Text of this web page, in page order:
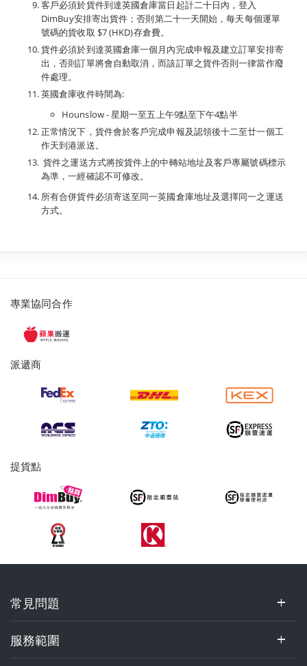
客戶必須於貨件到達英國倉庫當日起計二十日內，登入
DimBuy安排寄出貨件；否則第二十一天開始，每天每個運單
號碼的貨收取 $7 (HKD)存倉費。
貨件必須於到達英國倉庫一個月內完成申報及建立訂單安排寄
出，否則訂單將會自動取消，而該訂單之貨件否則一律當作廢
件處理。
英國倉庫收件時間為:
Hounslow - 星期一至五上午9點至下午4點半
正常情況下，貨件會於客戶完成申報及認領後十二至廿一個工
作天到港派送。
貨件之運送方式將按貨件上的中轉站地址及客戶專屬號碼標示
為準，一經確認不可修改。
所有合併貨件必須寄送至同一英國倉庫地址及選擇同一之運送
方式。
派
服
及
專業協同合作
派遞商
提貨點
見
問
題,
服
常見問題
服務範圍